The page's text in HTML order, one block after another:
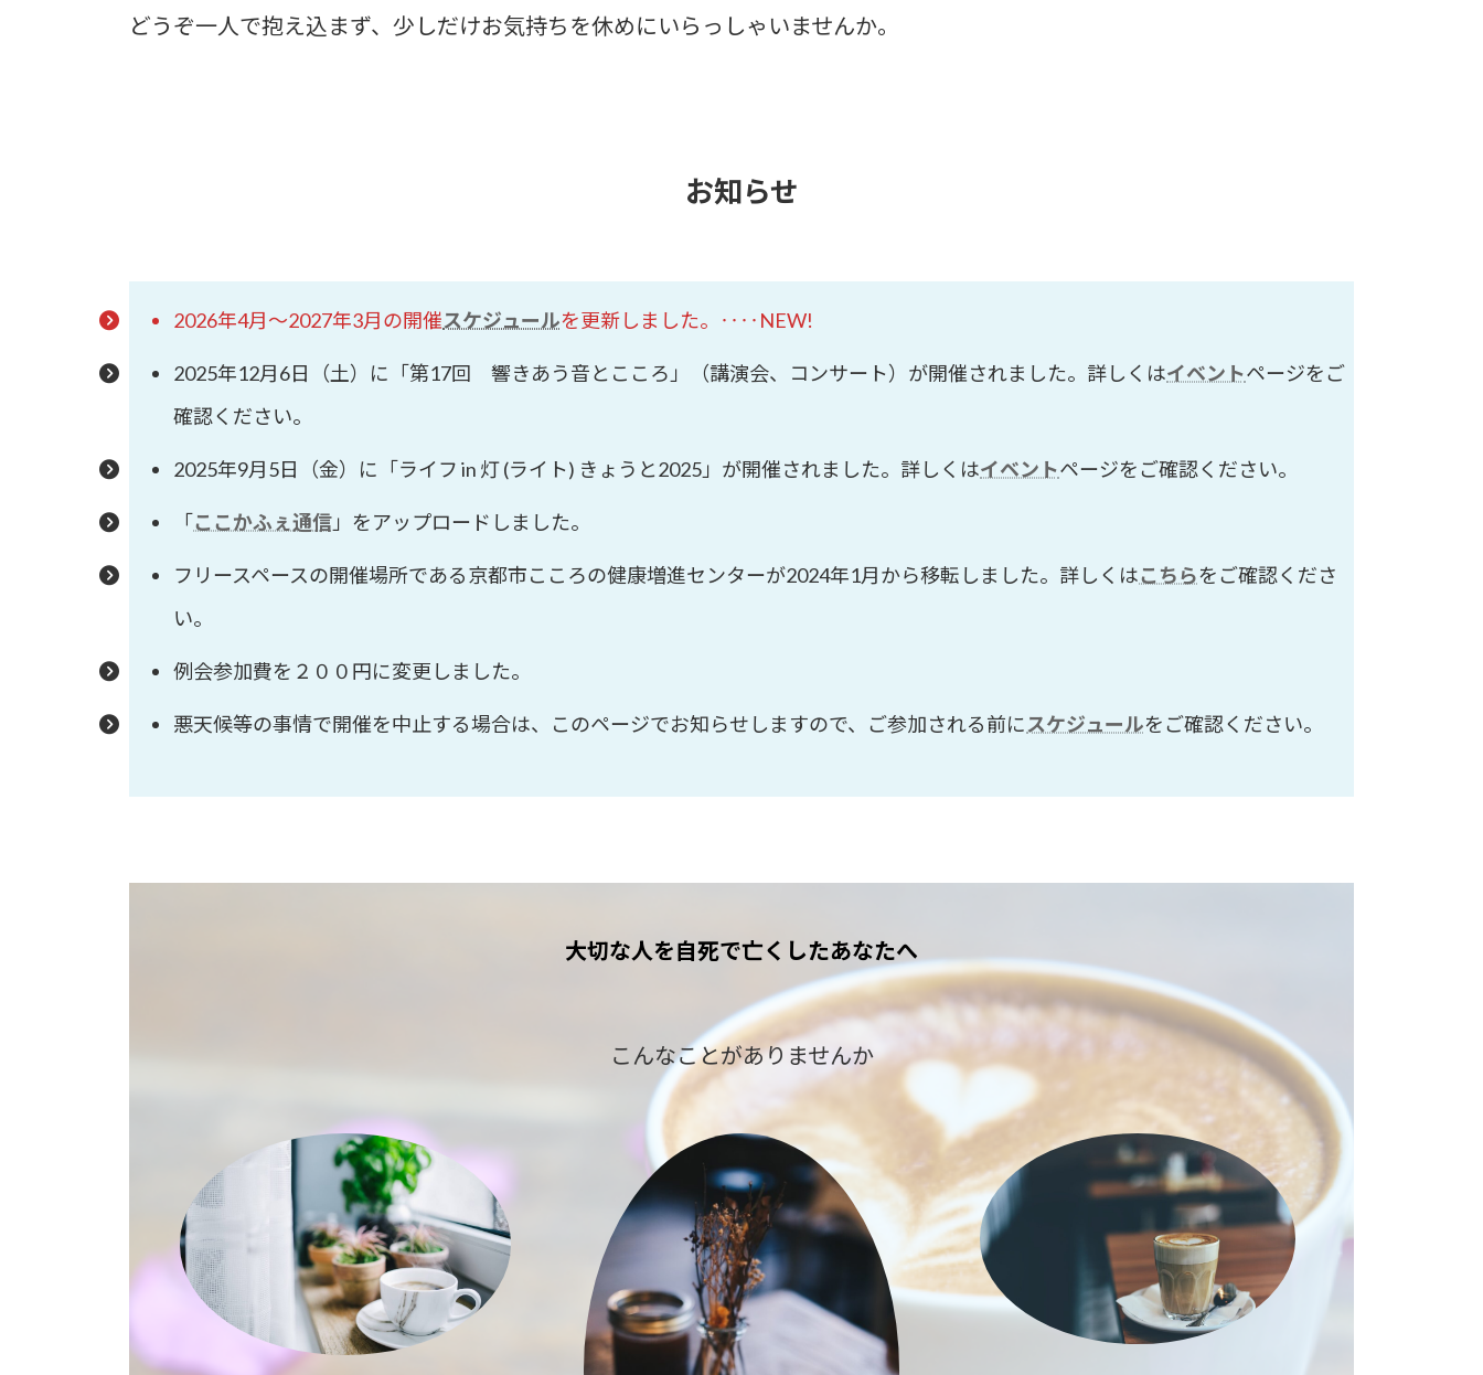
どうぞ一人で抱え込まず、少しだけお気持ちを休めにいらっしゃいませんか。
お知らせ
2026年4月～2027年3月の開催スケジュールを更新しました。‥‥NEW!
2025年12月6日（土）に「第17回 響きあう音とこころ」（講演会、コンサート）が開催されました。詳しくはイベントページをご
確認ください。
2025年9月5日（金）に「ライフ in 灯 (ライト) きょうと2025」が開催されました。詳しくはイベントページをご確認ください。
「ここかふぇ通信 」をアップロードしました。
フリースペースの開催場所である京都市こころの健康増進センターが2024年1月から移転しました。詳しくはこちらをご確認くださ
い。
例会参加費を２００円に変更しました。
悪天候等の事情で開催を中止する場合は、このページでお知らせしますので、ご参加される前にスケジュールをご確認ください。
大切な人を自死で亡くしたあなたへ
こんなことがありませんか